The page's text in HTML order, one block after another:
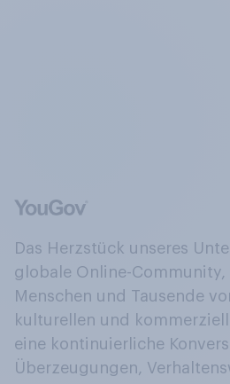
Das Herzstück unseres
globale Online-
Menschen und Tausende
kulturellen und
eine kontinuierliche
Überzeugungen,